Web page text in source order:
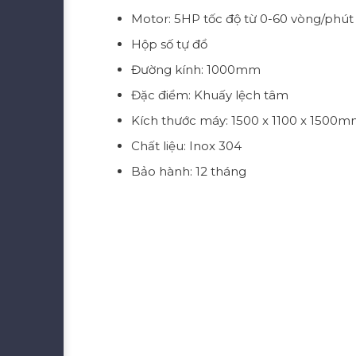
Motor: 5HP tốc độ từ 0-60 vòng/phút
Hộp số tự đổ
Đường kính: 1000mm
Đặc điểm: Khuấy lệch tâm
Kích thước máy: 1500 x 1100 x
Chất liệu: Inox 304
Bảo hành: 12 tháng